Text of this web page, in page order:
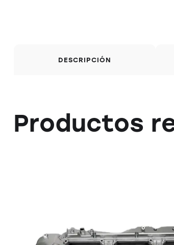
DESCRIPCIÓN
Productos